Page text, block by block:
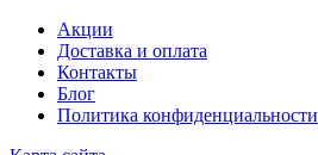
Акции
Доставка и оплата
Контакты
Блог
Политика конфиденциальности